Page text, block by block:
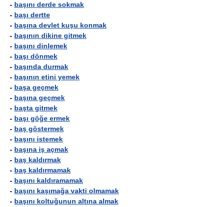
- başını derde sokmak
- başı dertte
- başına devlet kuşu konmak
- başının dikine gitmek
- başını dinlemek
- başı dönmek
- başında durmak
- başının etini yemek
- başa geçmek
- başına geçmek
- başta gitmek
- başı göğe ermek
- baş göstermek
- başını istemek
- başına iş açmak
- baş kaldırmak
- baş kaldırmamak
- başını kaldıramamak
- başını kaşımağa vakti olmamak
- başını koltuğunun altına almak